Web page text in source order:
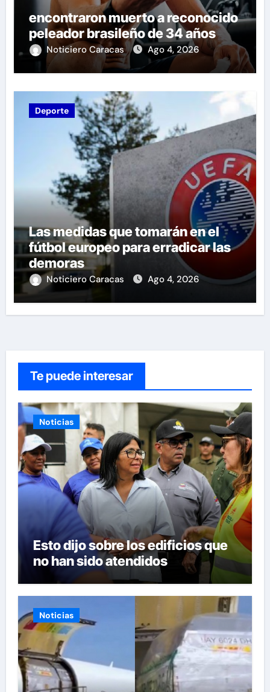
encontraron muerto a reconocido
peleador brasileño de 34 años
Noticiero Caracas Ago 4, 2026
Deporte
Las medidas que tomarán en el
fútbol europeo para erradicar las
demoras
Noticiero Caracas Ago 4, 2026
Te puede interesar
Noticias
Esto dijo sobre los edificios que
no han sido atendidos
Noticias